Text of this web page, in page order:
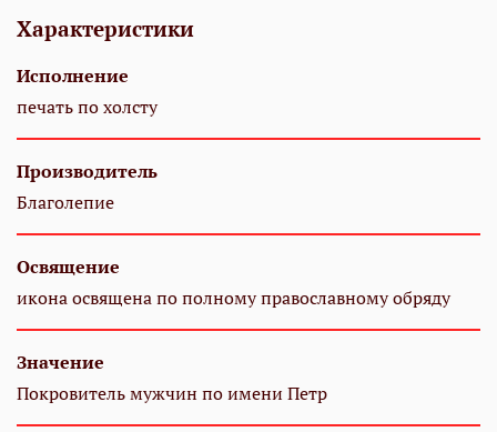
Характеристики
Исполнение
печать по холсту
Производитель
Благолепие
Освящение
икона освящена по полному православному обряду
Значение
Покровитель мужчин по имени Петр